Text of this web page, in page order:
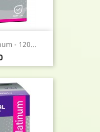
- 120...